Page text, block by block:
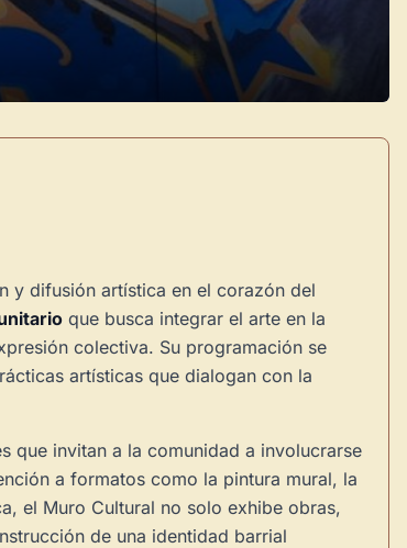
y difusión artística en el corazón del
que busca integrar el arte en la
colectiva. Su programación se
artísticas que dialogan con la
que invitan a la comunidad a involucrarse
a formatos como la pintura mural, la
el Muro Cultural no solo exhibe obras,
de una identidad barrial